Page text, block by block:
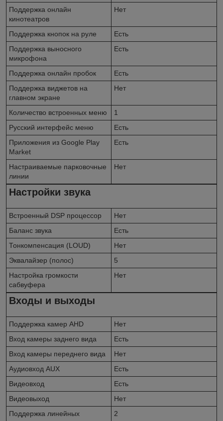
Поддержка онлайн
кинотеатров
Нет
Поддержка кнопок на руле
Есть
Поддержка выносного
микрофона
Есть
Поддержка онлайн пробок
Есть
Поддержка виджетов на
главном экране
Нет
Количество встроенных меню
1
Русский интерфейс меню
Есть
Приложения из Google Play
Market
Есть
Настраиваемые парковочные
линии
Нет
Настройки звука
Встроенный DSP процессор
Нет
Баланс звука
Есть
Тонкомпенсация (LOUD)
Нет
Эквалайзер (полос)
5
Настройка громкости
сабвуфера
Нет
Входы и выходы
Поддержка камер AHD
Нет
Вход камеры заднего вида
Есть
Вход камеры переднего вида
Нет
Аудиовход AUX
Есть
Видеовход
Есть
Видеовыход
Нет
Поддержка линейных
2